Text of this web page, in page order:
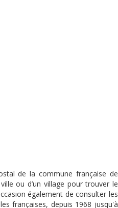
de la commune française de
ou d’un village pour trouver le
également de consulter les
françaises, depuis 1968 jusqu'à